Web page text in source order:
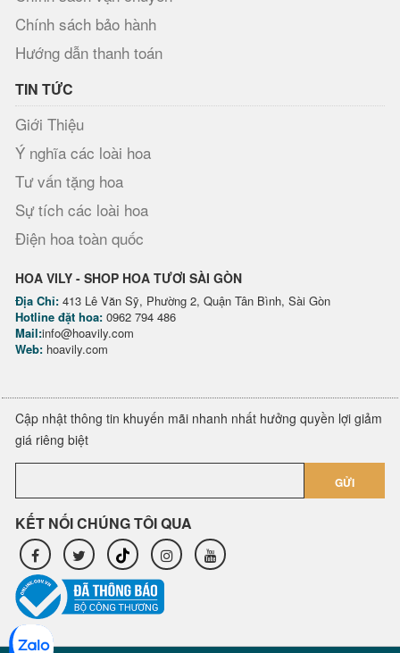
Chính sách bảo hành
Hướng dẫn thanh toán
TIN TỨC
Giới Thiệu
Ý nghĩa các loài hoa
Tư vấn tặng hoa
Sự tích các loài hoa
Điện hoa toàn quốc
HOA VILY - SHOP HOA TƯƠI SÀI GÒN
Địa Chỉ: 413 Lê Văn Sỹ, Phường 2, Quận Tân Bình, Sài Gòn
Hotline đặt hoa: 0962 794 486
Mail:info@hoavily.com
Web: hoavily.com
Cập nhật thông tin khuyến mãi nhanh nhất hưởng quyền lợi giảm
giá riêng biệt
GỬI
KẾT NỐI CHÚNG TÔI QUA